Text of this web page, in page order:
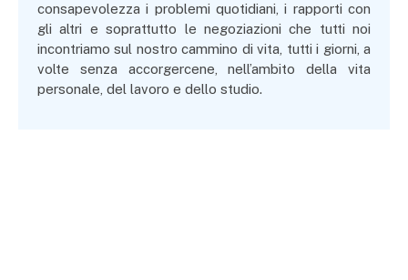
consapevolezza i problemi quotidiani, i rapporti con
gli altri e soprattutto le negoziazioni che tutti noi
incontriamo sul nostro cammino di vita, tutti i giorni, a
volte senza accorgercene, nell’ambito della vita
personale, del lavoro e dello studio.